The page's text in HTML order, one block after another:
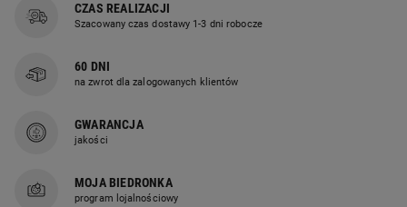
CZAS REALIZACJI
Szacowany czas dostawy 1-3 dni robocze
60 DNI
na zwrot dla zalogowanych klientów
GWARANCJA
jakości
MOJA BIEDRONKA
program lojalnościowy